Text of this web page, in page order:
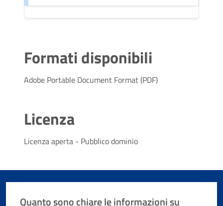
Formati disponibili
Adobe Portable Document Format (PDF)
Licenza
Licenza aperta - Pubblico dominio
Quanto sono chiare le informazioni su